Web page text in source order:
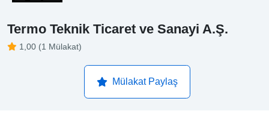
Termo Teknik Ticaret ve Sanayi A.Ş.
1,00 (1 Mülakat)
Mülakat Paylaş